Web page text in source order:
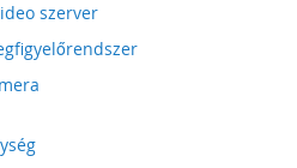
szerver